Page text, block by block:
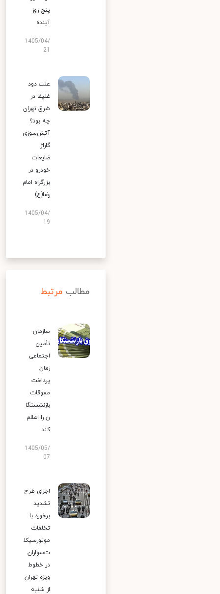
پنج روز
آینده
1405/04/
علت دود
غلیظ در
شرق تهران
چه بود؟
آتش‌سوزی
گاراژ
ضایعات
خودرو در
بزرگراه امام
رضا(ع)
1405/04/
19
مطالب مرتبط
سازمان
تأمین
اجتماعی
زمان
پرداخت
معوقات
بازنشستگا
ن را اعلام
کند
1405/05/
07
اجرای طرح
تشدید
برخورد با
تخلفات
موتورسیکل
ت‌سواران
در خطوط
ویژه تهران
از شنبه